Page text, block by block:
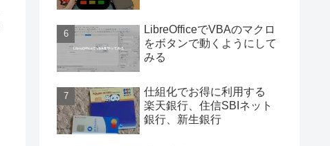
LibreOfficeでVBAのマクロ
をボタンで動くようにして
みる
仕組化でお得に利用する
楽天銀行、住信SBIネット
銀行、新生銀行